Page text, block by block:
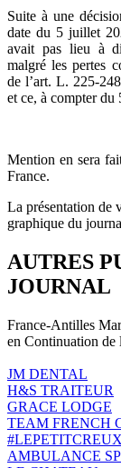
Suite à une
date du 5 juillet
avait pas lieu à
malgré les pertes
de l’art. L. 225-
et ce, à compter
Mention en sera
France.
La présentation de
graphique du
AUTRES
JOURNAL
France-Antilles
en Continuation de
JM DENTAL
H&S TRAITEUR
GRACE LODGE
TEAM FRENCH
#LEPETITCREUX
AMBULANCE